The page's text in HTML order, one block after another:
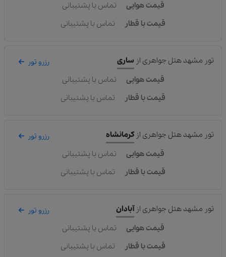
قیمت هوایی
تماس با پشتیبانی
قیمت با قطار
تماس با پشتیبانی
تور مشهد هتل جواهری از ساری رزرو تور
قیمت هوایی
تماس با پشتیبانی
قیمت با قطار
تماس با پشتیبانی
تور مشهد هتل جواهری از کرمانشاه رزرو تور
قیمت هوایی
تماس با پشتیبانی
قیمت با قطار
تماس با پشتیبانی
تور مشهد هتل جواهری ازآبادان رزرو تور
قیمت هوایی
تماس با پشتیبانی
قیمت با قطار
تماس با پشتیبانی